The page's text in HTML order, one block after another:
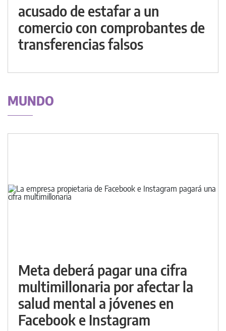
acusado de estafar a un
comercio con comprobantes de
transferencias falsos
MUNDO
Meta deberá pagar una cifra
multimillonaria por afectar la
salud mental a jóvenes en
Facebook e Instagram